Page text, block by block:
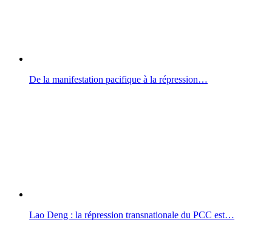
De la manifestation pacifique à la répression…
Lao Deng : la répression transnationale du PCC est…